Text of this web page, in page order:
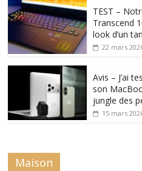
TEST –
Transcend
look d’un
22 mars
Avis – J’ai
son
jungle des
15 mars
Maison